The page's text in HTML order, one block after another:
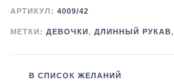
АРТИКУЛ: 4009/42
МЕТКИ: ДЕВОЧКИ , ДЛИННЫЙ РУКАВ,
В СПИСОК ЖЕЛАНИЙ